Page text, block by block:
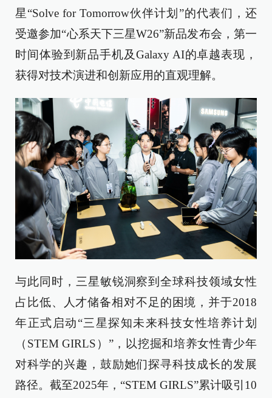
星“Solve for Tomorrow伙伴计划”的代表们，还
受邀参加“心系天下三星W26”新品发布会，第一
时间体验到新品手机及Galaxy AI的卓越表现，
获得对技术演进和创新应用的直观理解。
与此同时，三星敏锐洞察到全球科技领域女性
占比低、人才储备相对不足的困境，并于2018
年正式启动“三星探知未来科技女性培养计划
（STEM GIRLS）”，以挖掘和培养女性青少年
对科学的兴趣，鼓励她们探寻科技成长的发展
路径。截至2025年，“STEM GIRLS”累计吸引10